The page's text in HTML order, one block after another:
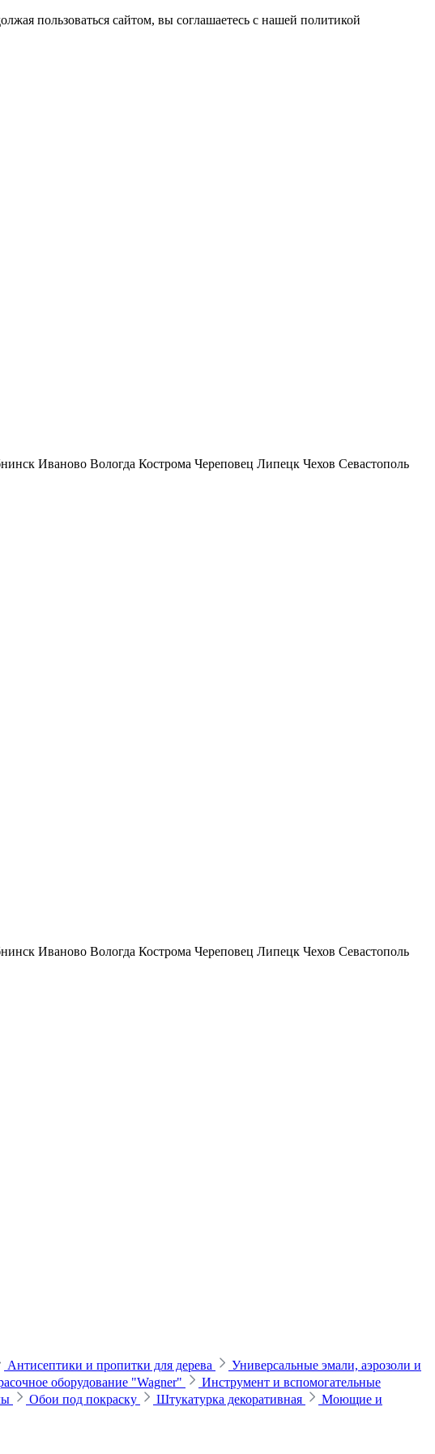
пользоваться сайтом, вы соглашаетесь с нашей политикой
Иваново Вологда Кострома Череповец Липецк Чехов Севастополь
Иваново Вологда Кострома Череповец Липецк Чехов Севастополь
Антисептики и пропитки для дерева
Универсальные эмали, аэрозоли и
оборудование "Wagner"
Инструмент и вспомогательные
Обои под покраску Штукатурка декоративная
Моющие и